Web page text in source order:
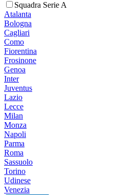
Squadra Serie A
Atalanta
Bologna
Cagliari
Como
Fiorentina
Frosinone
Genoa
Inter
Juventus
Lazio
Lecce
Milan
Monza
Napoli
Parma
Roma
Sassuolo
Torino
Udinese
Venezia